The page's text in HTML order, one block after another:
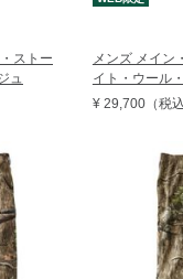
ストー
ュ
メンズ メイン
イト・ウール
¥ 29,700（税込